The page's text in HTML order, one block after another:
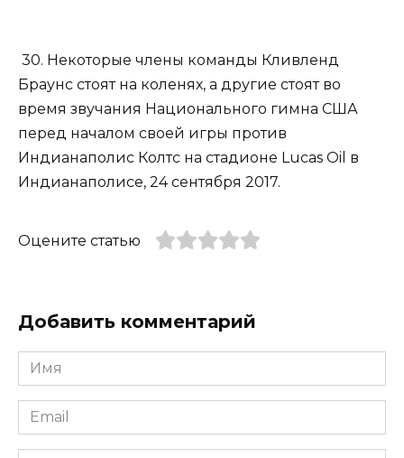
30. Некоторые члены команды Кливленд
Браунс стоят на коленях, а другие стоят во
время звучания Национального гимна США
перед началом своей игры против
Индианаполис Колтс на стадионе Lucas Oil в
Индианаполисе, 24 сентября 2017.
Оцените статью
Добавить комментарий
Имя
*
Email
*